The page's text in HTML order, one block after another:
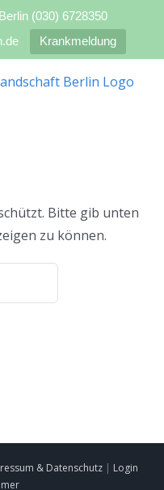
(030) 6728350
Krankmeldung
Bitte gib unten
zu können.
& Datenschutz | Login